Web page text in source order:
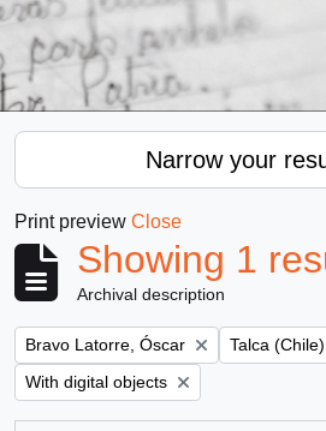
Narrow your
Print preview Close
Showing 1
Archival description
Remove filter:
Bravo Latorre, Óscar Remove filter:
Talca (Chile)
Remove filter:
With digital objects